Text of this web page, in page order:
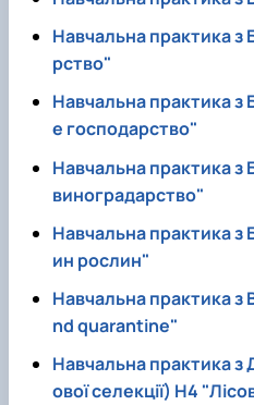
Навчальна практика з
рство"
Навчальна практика
е господарство"
Навчальна практика з
виноградарство"
Навчальна практика з
ин рослин"
Навчальна практика
nd quarantine"
Навчальна практика з
ової селекції) Н4